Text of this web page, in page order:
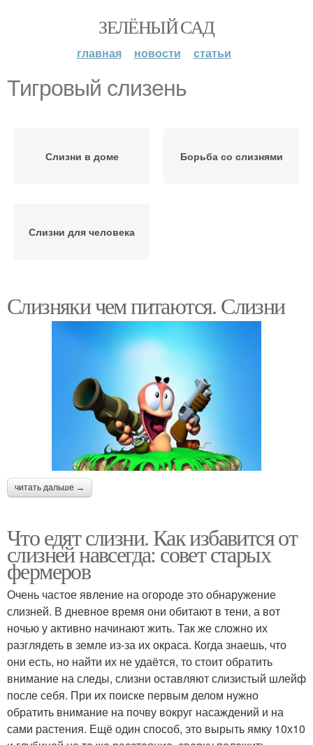
ЗЕЛЁНЫЙ САД
главная новости статьи
Тигровый слизень
Слизни в доме Борьба со слизнями
Слизни для человека
Слизняки чем питаются. Слизни
читать дальше →
Что едят слизни. Как избавится от
слизней навсегда: совет старых
фермеров
Очень частое явление на огороде это обнаружение
слизней. В дневное время они обитают в тени, а вот
ночью у активно начинают жить. Так же сложно их
разглядеть в земле из-за их окраса. Когда знаешь, что
они есть, но найти их не удаётся, то стоит обратить
внимание на следы, слизни оставляют слизистый шлейф
после себя. При их поиске первым делом нужно
обратить внимание на почву вокруг насаждений и на
сами растения. Ещё один способ, это вырыть ямку 10х10